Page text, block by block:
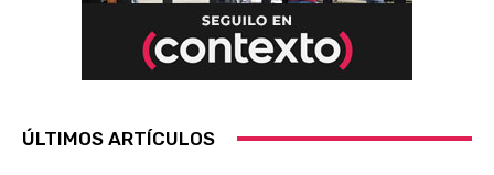
ÚLTIMOS ARTÍCULOS